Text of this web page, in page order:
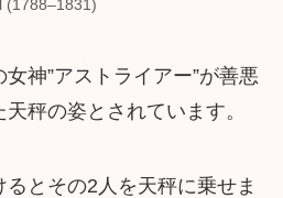
(1788–1831)
神”アストライアー”が善悪
秤の姿とされています。
とその2人を天秤に乗せま